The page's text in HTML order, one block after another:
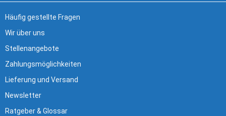
Häufig gestellte Fragen
Wir über uns
Stellenangebote
Zahlungsmöglichkeiten
Lieferung und Versand
Newsletter
Ratgeber & Glossar